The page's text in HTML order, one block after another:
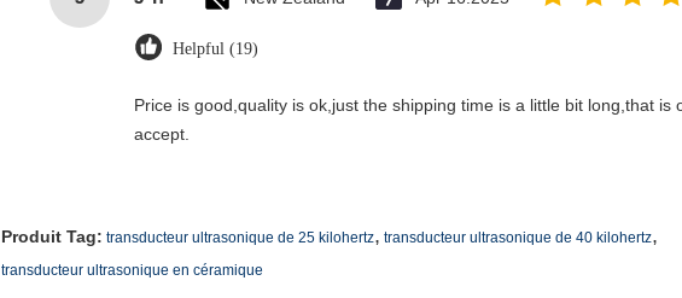
Helpful (19)
Price is good,quality is ok,just the shipping time is a little bit long,that is
accept.
Produit Tag: transducteur ultrasonique de 25 kilohertz, transducteur ultrasonique de 40 kilohertz,
transducteur ultrasonique en céramique